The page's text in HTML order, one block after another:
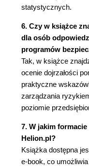
statystycznych.
6. Czy w książce
dla osób
programów
Tak, w książce
ocenie dojrzałości
praktyczne
zarządzania
poziomie
7. W jakim
Helion.pl?
Książka dostępna
e-book, co